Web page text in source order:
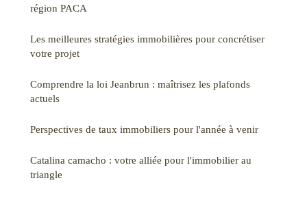
région PACA
Les meilleures stratégies immobilières pour concrétiser
votre projet
Comprendre la loi Jeanbrun : maîtrisez les plafonds
actuels
Perspectives de taux immobiliers pour l'année à venir
Catalina camacho : votre alliée pour l'immobilier au
triangle